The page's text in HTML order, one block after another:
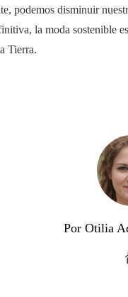
podemos disminuir
la moda sostenible
Tierra.
Por Otilia